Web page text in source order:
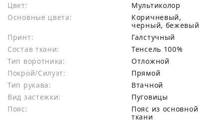
Цвет:
Мультиколор
Основные цвета:
коричневый,
черный, бежевый
Принт:
Галстучный
Состав ткани:
тенсель 100%
Тип воротника:
Отложной
Покрой/Силуэт:
Прямой
Тип рукава:
Втачной
Вид застежки:
Пуговицы
Пояс:
Пояс из основной
ткани